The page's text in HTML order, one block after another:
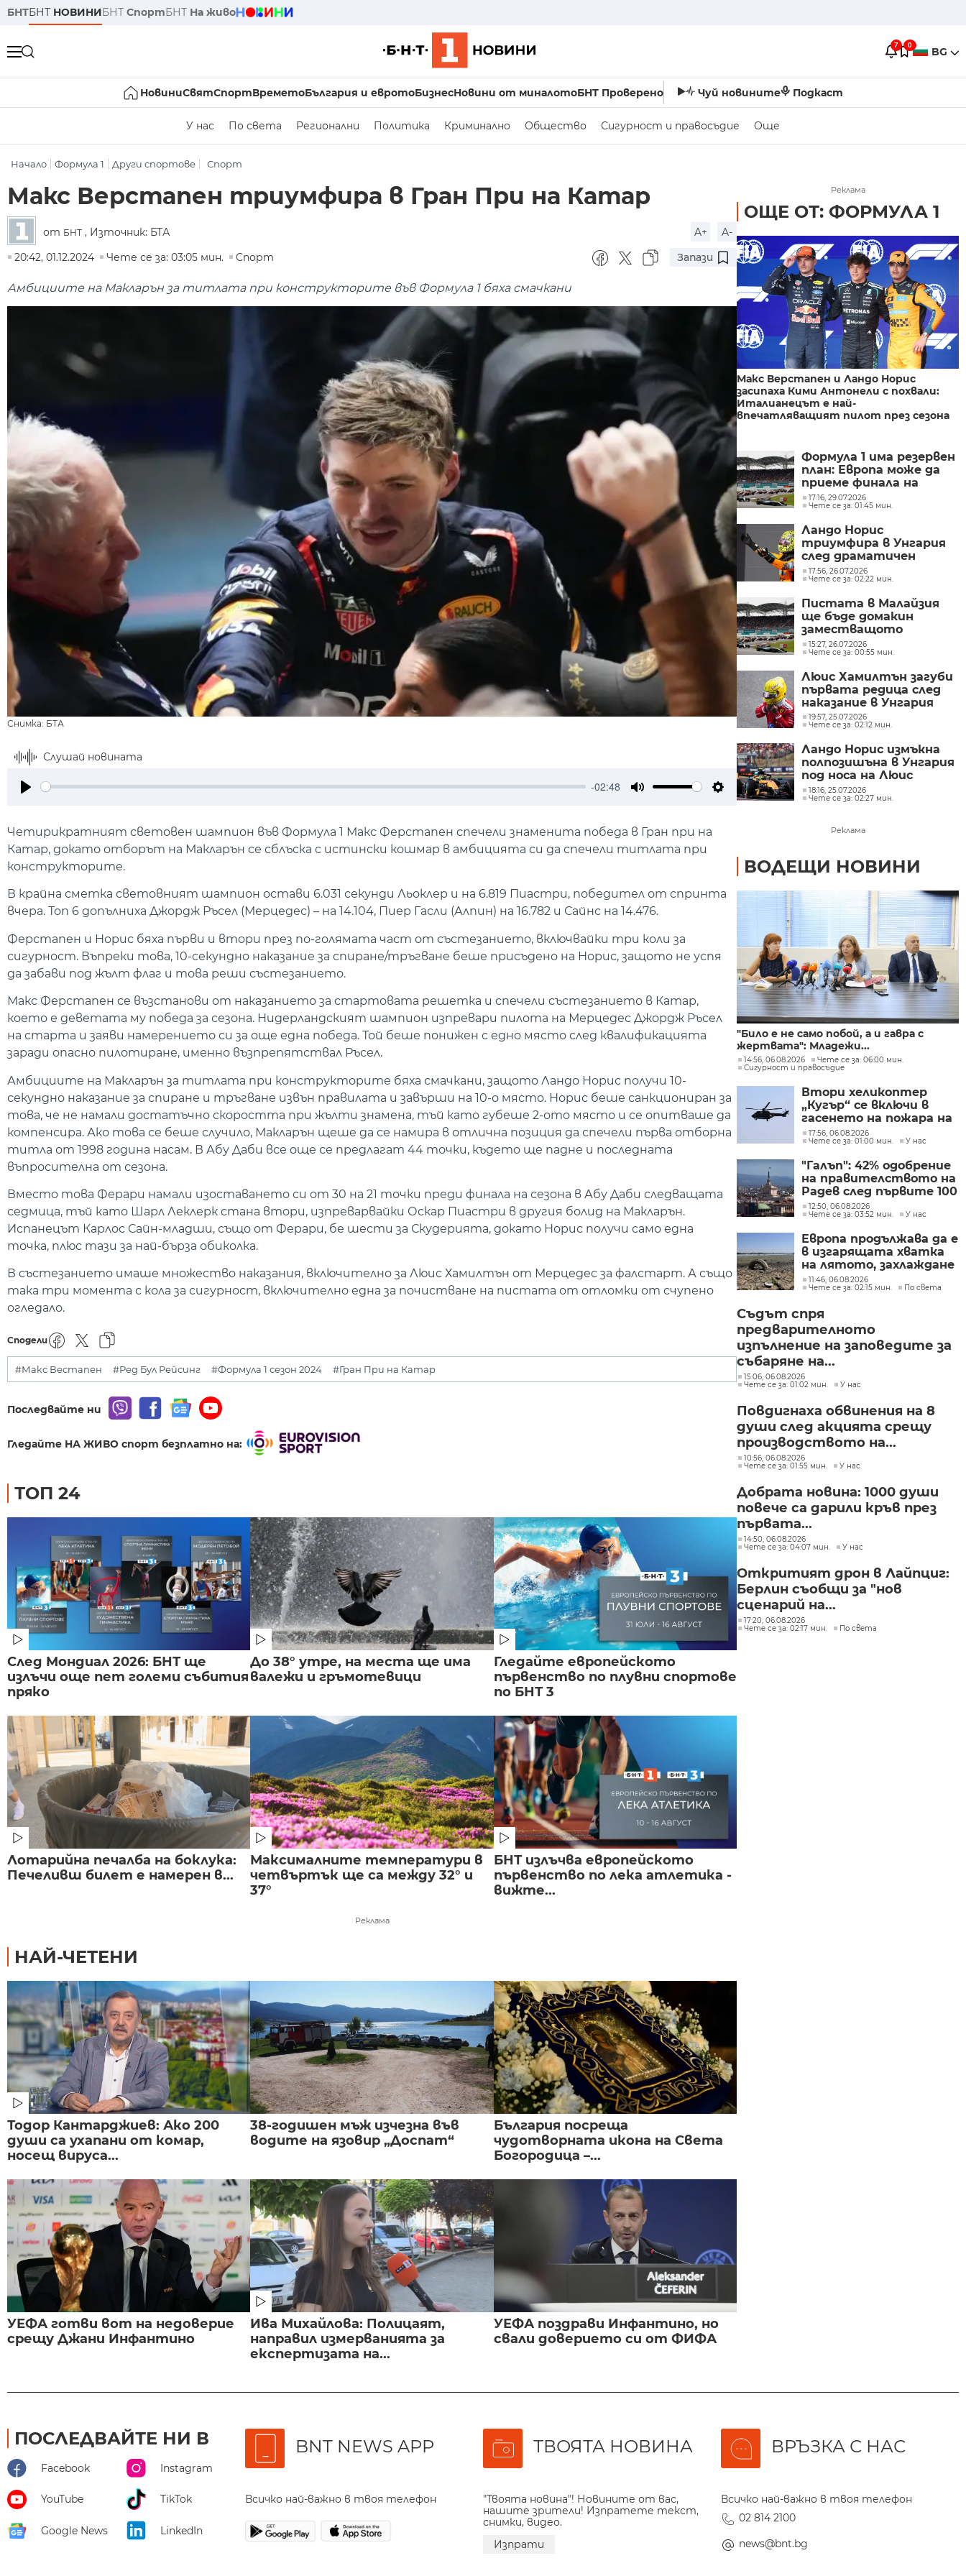
БНТБНТ НОВИНИБНТ СпортБНТ На живо
7 0 BG
НовиниСвятСпортВреметоБългария и евротоБизнесНовини от миналотоБНТ Проверено Чуй новините Подкаст
У нас По света Регионални Политика Криминално Общество Сигурност и правосъдие Още
Начало Формула 1 Други спортове Спорт
Макс Верстапен триумфира в Гран При на Катар
от БНТ , Източник: БТА A+
A-
20:42, 01.12.2024
Чете се за: 03:05 мин. Спорт Запази
Амбициите на Макларън за титлата при конструкторите във Формула 1 бяха смачкани
Снимка: БТА
Слушай новината
-02:48
Settings
Четирикратният световен шампион във Формула 1 Макс Ферстапен спечели знаменита победа в Гран при на
Катар, докато отборът на Макларън се сблъска с истински кошмар в амбицията си да спечели титлата при
конструкторите.
В крайна сметка световният шампион остави 6.031 секунди Льоклер и на 6.819 Пиастри, победител от спринта
вчера. Топ 6 допълниха Джордж Ръсел (Мерцедес) – на 14.104, Пиер Гасли (Алпин) на 16.782 и Сайнс на 14.476.
Ферстапен и Норис бяха първи и втори през по-голямата част от състезанието, включвайки три коли за
сигурност. Въпреки това, 10-секундно наказание за спиране/тръгване беше присъдено на Норис, защото не успя
да забави под жълт флаг и това реши състезанието.
Макс Ферстапен се възстанови от наказанието за стартовата решетка и спечели състезанието в Катар,
което е деветата му победа за сезона. Нидерландският шампион изпревари пилота на Мерцедес Джордж Ръсел
на старта и заяви намерението си за още една победа. Той беше понижен с едно място след квалификацията
заради опасно пилотиране, именно възпрепятствал Ръсел.
Амбициите на Макларън за титлата при конструкторите бяха смачкани, защото Ландо Норис получи 10-
секундно наказание за спиране и тръгване извън правилата и завърши на 10-о място. Норис беше санкциониран за
това, че не намали достатъчно скоростта при жълти знамена, тъй като губеше 2-ото място и се опитваше да
компенсира. Ако това се беше случило, Макларън щеше да се намира в отлична позиция да спечели първа отборна
титла от 1998 година насам. В Абу Даби все още се предлагат 44 точки, където ще падне и последната
въпросителна от сезона.
Вместо това Ферари намали изоставането си от 30 на 21 точки преди финала на сезона в Абу Даби следващата
седмица, тъй като Шарл Леклерк стана втори, изпреварвайки Оскар Пиастри в другия болид на Макларън.
Испанецът Карлос Сайн-младши, също от Ферари, бе шести за Скудерията, докато Норис получи само една
точка, плюс тази за най-бърза обиколка.
В състезанието имаше множество наказания, включително за Люис Хамилтън от Мерцедес за фалстарт. А също
така три момента с кола за сигурност, включително една за почистване на пистата от отломки от счупено
огледало.
Сподели
#Макс Вестапен #Ред Бул Рейсинг #Формула 1 сезон 2024 #Гран При на Катар
Последвайте ни
Гледайте НА ЖИВО спорт безплатно на:
ТОП 24
След Мондиал 2026: БНТ ще
излъчи още пет големи събития
пряко
До 38° утре, на места ще има
валежи и гръмотевици
Гледайте европейското
първенство по плувни спортове
по БНТ 3
Лотарийна печалба на боклука:
Печеливш билет е намерен в...
Максималните температури в
четвъртък ще са между 32° и
37°
БНТ излъчва европейското
първенство по лека атлетика -
вижте...
Реклама
НАЙ-ЧЕТЕНИ
Тодор Кантарджиев: Ако 200
души са ухапани от комар,
носещ вируса...
38-годишен мъж изчезна във
водите на язовир „Доспат“
България посреща
чудотворната икона на Света
Богородица –...
УЕФА готви вот на недоверие
срещу Джани Инфантино
Ива Михайлова: Полицаят,
направил измерванията за
експертизата на...
УЕФА поздрави Инфантино, но
свали доверието си от ФИФА
Реклама
ОЩЕ ОТ: ФОРМУЛА 1
Макс Верстапен и Ландо Норис
засипаха Кими Антонели с похвали:
Италианецът е най-
впечатляващият пилот през сезона
Формула 1 има резервен
план: Европа може да
приеме финала на
сезона
17:16, 29.07.2026
Чете се за: 01:45 мин.
Ландо Норис
триумфира в Унгария
след драматичен
обрат в Макларън
17:56, 26.07.2026
Чете се за: 02:22 мин.
Пистата в Малайзия
ще бъде домакин
заместващото
състезание за Гран При
на Бахрейн
15:27, 26.07.2026
Чете се за: 00:55 мин.
Люис Хамилтън загуби
първата редица след
наказание в Унгария
19:57, 25.07.2026
Чете се за: 02:12 мин.
Ландо Норис измъкна
полпозишъна в Унгария
под носа на Люис
Хамилтън
18:16, 25.07.2026
Чете се за: 02:27 мин.
Реклама
ВОДЕЩИ НОВИНИ
"Било е не само побой, а и гавра с
жертвата": Младежи...
14:56, 06.08.2026
Чете се за: 06:00 мин.
Сигурност и правосъдие
Втори хеликоптер
„Кугър“ се включи в
гасенето на пожара на
автомагистрала
„Тракия“
17:56, 06.08.2026
Чете се за: 01:00 мин.
У нас
"Галъп": 42% одобрение
на правителството на
Радев след първите 100
дни управление
12:50, 06.08.2026
Чете се за: 03:52 мин.
У нас
Европа продължава да е
в изгарящата хватка
на лятото, захлаждане
се очаква в края на
седмицата
11:46, 06.08.2026
Чете се за: 02:15 мин.
По света
Съдът спря
предварителното
изпълнение на заповедите за
събаряне на...
15:06, 06.08.2026
Чете се за: 01:02 мин.
У нас
Повдигнаха обвинения на 8
души след акцията срещу
производството на...
10:56, 06.08.2026
Чете се за: 01:55 мин.
У нас
Добрата новина: 1000 души
повече са дарили кръв през
първата...
14:50, 06.08.2026
Чете се за: 04:07 мин.
У нас
Откритият дрон в Лайпциг:
Берлин съобщи за "нов
сценарий на...
17:20, 06.08.2026
Чете се за: 02:17 мин.
По света
ПОСЛЕДВАЙТЕ НИ В
Facebook Instagram
YouTube TikTok
Google News LinkedIn
BNT NEWS APP
Всичко най-важно в твоя телефон
ТВОЯТА НОВИНА
"Твоята новина"! Новините от вас,
нашите зрители! Изпратете текст,
снимки, видео.
Изпрати
ВРЪЗКА С НАС
Всичко най-важно в твоя телефон
02 814 2100
news@bnt.bg